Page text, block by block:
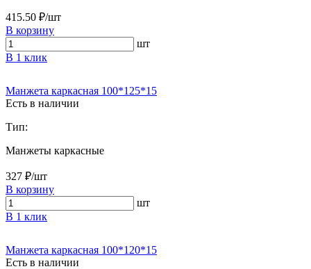
415.50 ₽/шт
В корзину
шт
В 1 клик
Манжета каркасная 100*125*15
Есть в наличии
Тип:
Манжеты каркасные
327 ₽/шт
В корзину
шт
В 1 клик
Манжета каркасная 100*120*15
Есть в наличии